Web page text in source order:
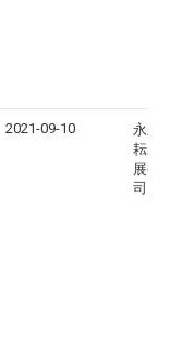
2021-09-10
永新
耘农
展有
司